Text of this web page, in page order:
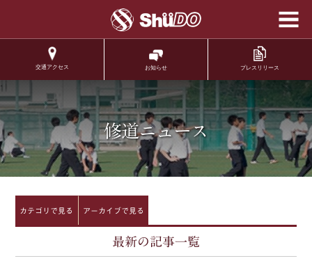
学校法人修道学園 修
交通アクセス お知らせ プレスリリース
.
修道ニュース
カテゴリで見る アーカイブで見る
最新の記事一覧